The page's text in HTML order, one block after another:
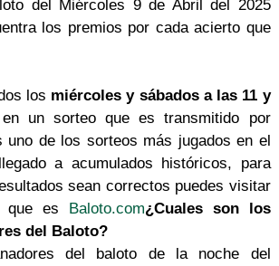
del Miércoles 9 de Abril del 2025
los premios por cada acierto que
los miércoles y sábados a las 11 y
en un sorteo que es transmitido por
uno de los sorteos más jugados en el
a acumulados históricos, para
sean correctos puedes visitar
que es Baloto.com¿Cuales son los
del Baloto?
del baloto de la noche del